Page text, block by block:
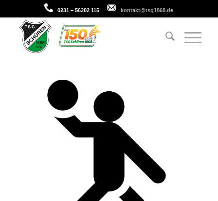
0231 – 56202 115 kontakt@tsg1868.de